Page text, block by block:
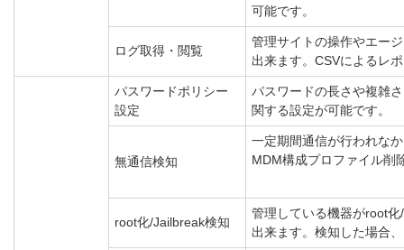
可能です。
ログ取得・閲覧
管理サイトの操作やエー
出来ます。CSVによるレ
パスワードポリシー
設定
パスワードの長さや複雑
関する設定が可能です。
無通信検知
一定期間通信が行われな
MDM構成プロファイル削
root化/Jailbreak検知
管理している機器がroot
出来ます。検知した場合